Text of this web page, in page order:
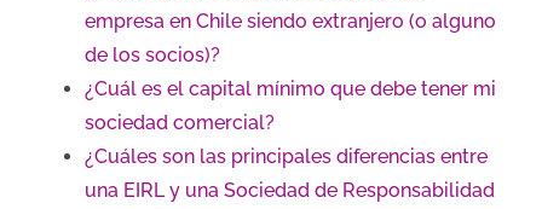
empresa en Chile siendo extranjero (o alguno
de los socios)?
¿Cuál es el capital mínimo que debe tener mi
sociedad comercial?
¿Cuáles son las principales diferencias entre
una EIRL y una Sociedad de Responsabilidad